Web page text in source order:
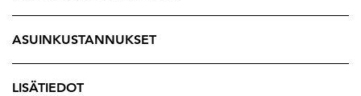
ASUINKUSTANNUKSET
LISÄTIEDOT